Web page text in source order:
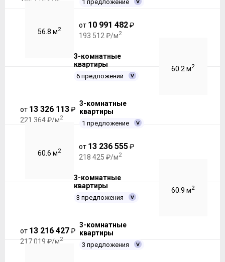
1 предложение
56.8 м2
от 10 991 482₽
193 512 ₽/м2
3-комнатные
квартиры
6 предложений
60.2 м2
от 13 326 113₽
221 364 ₽/м2
3-комнатные
квартиры
1 предложение
60.6 м2
от 13 236 555₽
218 425 ₽/м2
3-комнатные
квартиры
3 предложения
60.9 м2
от 13 216 427₽
217 019 ₽/м2
3-комнатные
квартиры
3 предложения